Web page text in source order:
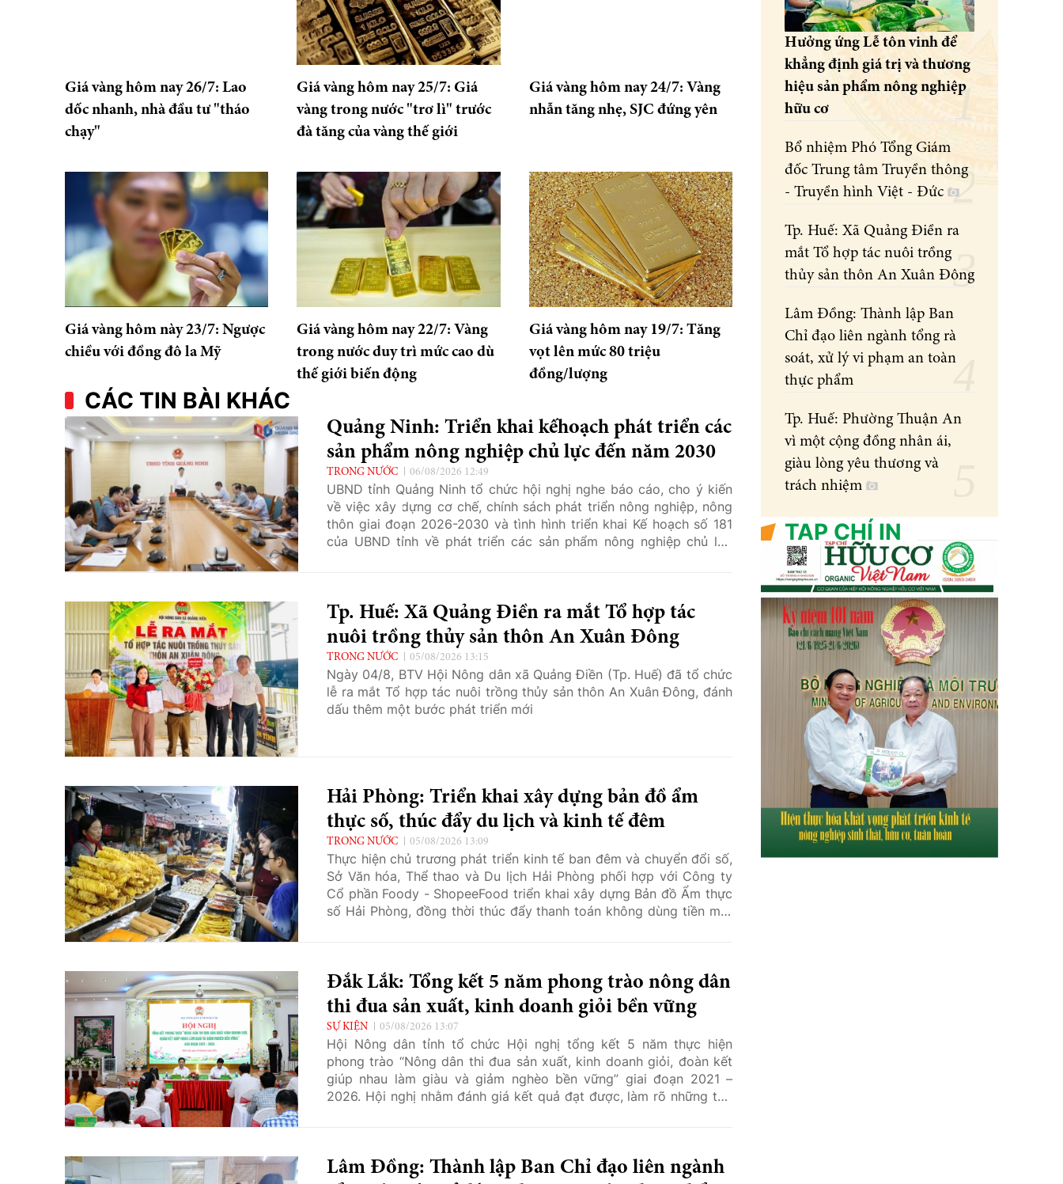
Giá vàng hôm nay 26/7: Lao
dốc nhanh, nhà đầu tư "tháo
chạy"
Giá vàng hôm nay 25/7: Giá
vàng trong nước "trơ lì" trước
đà tăng của vàng thế giới
Giá vàng hôm nay 24/7: Vàng
nhẫn tăng nhẹ, SJC đứng yên
Giá vàng hôm này 23/7: Ngược
chiều với đồng đô la Mỹ
Giá vàng hôm nay 22/7: Vàng
trong nước duy trì mức cao dù
thế giới biến động
Giá vàng hôm nay 19/7: Tăng
vọt lên mức 80 triệu
đồng/lượng
CÁC TIN BÀI KHÁC
Quảng Ninh: Triển khai kếhoạch phát triển các
sản phẩm nông nghiệp chủ lực đến năm 2030
TRONG NƯỚC 06/08/2026 12:49
UBND tỉnh Quảng Ninh tổ chức hội nghị nghe báo cáo, cho ý kiến
về việc xây dựng cơ chế, chính sách phát triển nông nghiệp, nông
thôn giai đoạn 2026-2030 và tình hình triển khai Kế hoạch số 181
của UBND tỉnh về phát triển các sản phẩm nông nghiệp chủ lực
Tp. Huế: Xã Quảng Điền ra mắt Tổ hợp tác
nuôi trồng thủy sản thôn An Xuân Đông
TRONG NƯỚC 05/08/2026 13:15
Ngày 04/8, BTV Hội Nông dân xã Quảng Điền (Tp. Huế) đã tổ chức
lễ ra mắt Tổ hợp tác nuôi trồng thủy sản thôn An Xuân Đông, đánh
dấu thêm một bước phát triển mới
Hải Phòng: Triển khai xây dựng bản đồ ẩm
thực số, thúc đẩy du lịch và kinh tế đêm
TRONG NƯỚC 05/08/2026 13:09
Thực hiện chủ trương phát triển kinh tế ban đêm và chuyển đổi số,
Sở Văn hóa, Thể thao và Du lịch Hải Phòng phối hợp với Công ty
Cổ phần Foody - ShopeeFood triển khai xây dựng Bản đồ Ẩm thực
số Hải Phòng, đồng thời thúc đẩy thanh toán không dùng tiền mặt
Đắk Lắk: Tổng kết 5 năm phong trào nông dân
thi đua sản xuất, kinh doanh giỏi bền vững
SỰ KIỆN 05/08/2026 13:07
Hội Nông dân tỉnh tổ chức Hội nghị tổng kết 5 năm thực hiện
phong trào “Nông dân thi đua sản xuất, kinh doanh giỏi, đoàn kết
giúp nhau làm giàu và giảm nghèo bền vững” giai đoạn 2021 –
2026. Hội nghị nhằm đánh giá kết quả đạt được, làm rõ những tồn
Lâm Đồng: Thành lập Ban Chỉ đạo liên ngành
Hưởng ứng Lễ tôn vinh để
khẳng định giá trị và thương
hiệu sản phẩm nông nghiệp
hữu cơ
Bổ nhiệm Phó Tổng Giám
đốc Trung tâm Truyền thông
- Truyền hình Việt - Đức
Tp. Huế: Xã Quảng Điền ra
mắt Tổ hợp tác nuôi trồng
thủy sản thôn An Xuân Đông
Lâm Đồng: Thành lập Ban
Chỉ đạo liên ngành tổng rà
soát, xử lý vi phạm an toàn
thực phẩm
Tp. Huế: Phường Thuận An
vì một cộng đồng nhân ái,
giàu lòng yêu thương và
trách nhiệm
TẠP CHÍ IN